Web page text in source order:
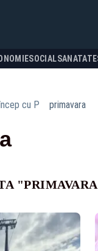
SOCIALSANATATE
cu P primavara